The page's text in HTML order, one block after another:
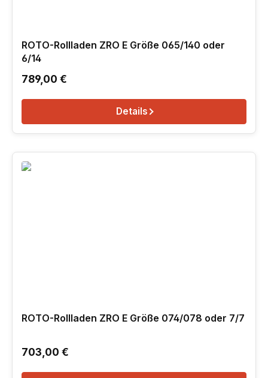
ROTO-Rollladen ZRO E Größe 065/140 oder
6/14
Regulärer Preis:
789,00 €
Details
ROTO-Rollladen ZRO E Größe 074/078 oder 7/7
Regulärer Preis:
703,00 €